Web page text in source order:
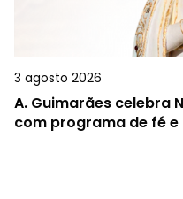
3 agosto 2026
A. Guimarães celebra
com programa de fé